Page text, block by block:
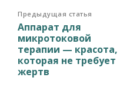
Предыдущая статья
Аппарат для
микротоковой
терапии — красота,
которая не требует
жертв